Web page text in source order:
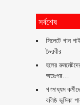
সর্বশেষ
সিলেটে গান
ভৈরবীর
হলের
অতঃপর…
গণমাধ্যম
বলিষ্ঠ ভূমিকা